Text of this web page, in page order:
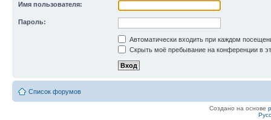
Имя пользователя:
Пароль:
Автоматически входить при каждом
Скрыть моё пребывание на конференции в
Список форумов
Создано на основе